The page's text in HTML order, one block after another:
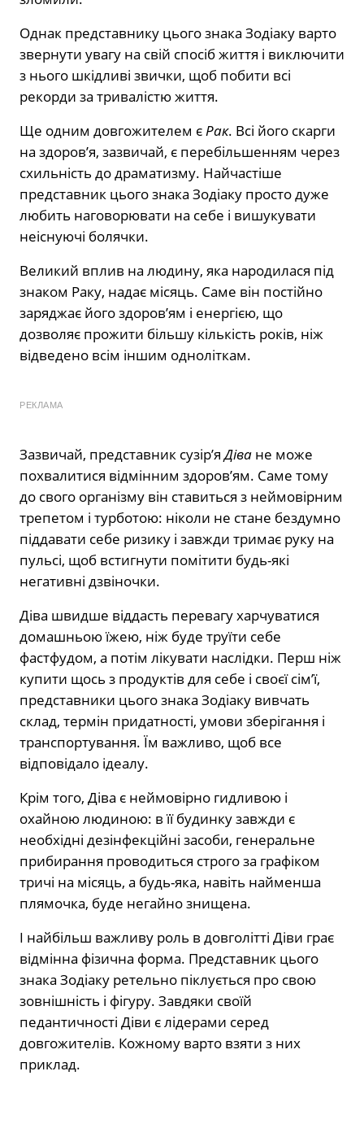
Однак представнику цього знака Зодіаку варто
звернути увагу на свій спосіб життя і виключити
з нього шкідливі звички, щоб побити всі
рекорди за тривалістю життя.
Ще одним довгожителем єРак. Всі його скарги
на здоров’я, зазвичай, є перебільшенням через
схильність до драматизму. Найчастіше
представник цього знака Зодіаку просто дуже
любить наговорювати на себе і вишукувати
неіснуючі болячки.
Великий вплив на людину, яка народилася під
знаком Раку, надає місяць. Саме він постійно
заряджає його здоров’ям і енергією, що
дозволяє прожити більшу кількість років, ніж
відведено всім іншим одноліткам.
РЕКЛАМА
Зазвичай, представник сузір’яДіва не може
похвалитися відмінним здоров’ям. Саме тому
до свого організму він ставиться з неймовірним
трепетом і турботою: ніколи не стане бездумно
піддавати себе ризику і завжди тримає руку на
пульсі, щоб встигнути помітити будь-які
негативні дзвіночки.
Діва швидше віддасть перевагу харчуватися
домашньою їжею, ніж буде труїти себе
фастфудом, а потім лікувати наслідки. Перш ніж
купити щось з продуктів для себе і своєї сім’ї,
представники цього знака Зодіаку вивчать
склад, термін придатності, умови зберігання і
транспортування. Їм важливо, щоб все
відповідало ідеалу.
Крім того, Діва є неймовірно гидливою і
охайною людиною: в її будинку завжди є
необхідні дезінфекційні засоби, генеральне
прибирання проводиться строго за графіком
тричі на місяць, а будь-яка, навіть найменша
плямочка, буде негайно знищена.
І найбільш важливу роль в довголітті Діви грає
відмінна фізична форма. Представник цього
знака Зодіаку ретельно піклується про свою
зовнішність і фігуру. Завдяки своїй
педантичності Діви є лідерами серед
довгожителів. Кожному варто взяти з них
приклад.